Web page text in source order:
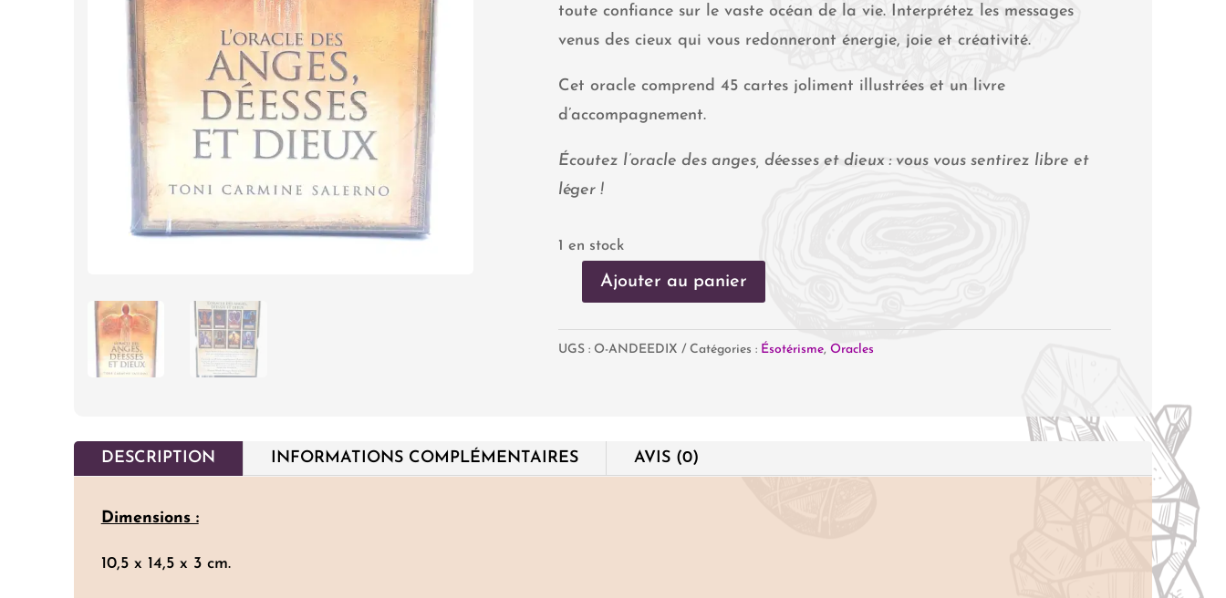
toute confiance sur le vaste océan de la vie. Interprétez les messages
venus des cieux qui vous redonneront énergie, joie et créativité.
Cet oracle comprend 45 cartes joliment illustrées et un livre
d’accompagnement.
Écoutez l’oracle des anges, déesses et dieux : vous vous sentirez libre et
léger !
1 en stock
quantité
L'Oracle
Déesses
Ajouter au panier
UGS :O-ANDEEDIX Catégories : Ésotérisme,Oracles
DESCRIPTION INFORMATIONS COMPLÉMENTAIRES AVIS (0)
Dimensions :
10,5 x 14,5 x 3 cm.